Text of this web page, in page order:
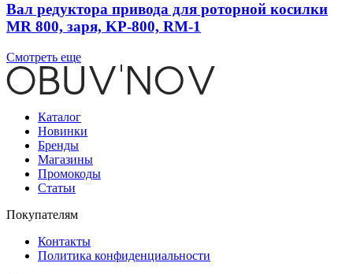
Вал редуктора привода для роторной косилки
MR 800, заря, KP-800, RM-1
Смотреть еще
Каталог
Новинки
Бренды
Магазины
Промокоды
Статьи
Покупателям
Контакты
Политика конфиденциальности